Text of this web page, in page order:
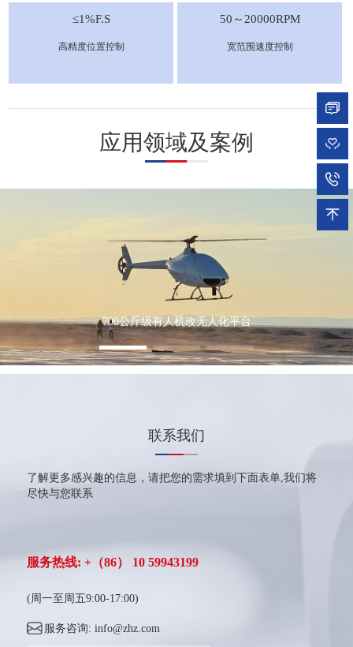
≤1%F.S
高精度位置控制
50～20000RPM
宽范围速度控制
应用领域及案例
700公斤级有人机改无人化平台
联系我们
了解更多感兴趣的信息，请把您的需求填到下面表单,我们将
尽快与您联系
服务热线: +（86） 10 59943199
(周一至周五9:00-17:00)
服务咨询: info@zhz.com